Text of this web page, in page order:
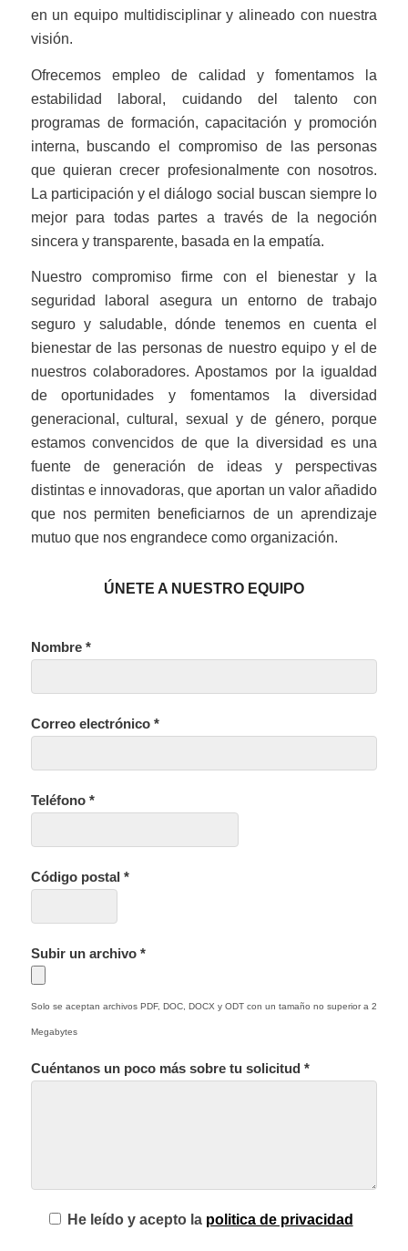
en un equipo multidisciplinar y alineado con nuestra
visión.
Ofrecemos empleo de calidad y fomentamos la
estabilidad laboral, cuidando del talento con
programas de formación, capacitación y promoción
interna, buscando el compromiso de las personas
que quieran crecer profesionalmente con nosotros.
La participación y el diálogo social buscan siempre lo
mejor para todas partes a través de la negoción
sincera y transparente, basada en la empatía.
Nuestro compromiso firme con el bienestar y la
seguridad laboral asegura un entorno de trabajo
seguro y saludable, dónde tenemos en cuenta el
bienestar de las personas de nuestro equipo y el de
nuestros colaboradores. Apostamos por la igualdad
de oportunidades y fomentamos la diversidad
generacional, cultural, sexual y de género, porque
estamos convencidos de que la diversidad es una
fuente de generación de ideas y perspectivas
distintas e innovadoras, que aportan un valor añadido
que nos permiten beneficiarnos de un aprendizaje
mutuo que nos engrandece como organización.
ÚNETE A NUESTRO EQUIPO
Nombre *
Correo electrónico *
Teléfono *
Código postal *
Subir un archivo *
Solo se aceptan archivos PDF, DOC, DOCX y ODT con un tamaño no superior a 2
Megabytes
Cuéntanos un poco más sobre tu solicitud *
He leído y acepto la politica de privacidad